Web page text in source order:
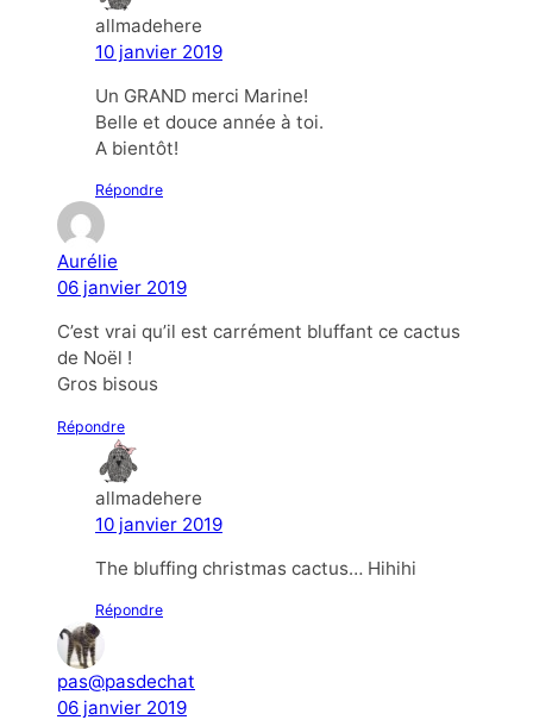
allmadehere
10 janvier 2019
Un GRAND merci Marine!
Belle et douce année à toi.
A bientôt!
Répondre
Aurélie
06 janvier 2019
C’est vrai qu’il est carrément bluffant ce cactus
de Noël !
Gros bisous
Répondre
allmadehere
10 janvier 2019
The bluffing christmas cactus… Hihihi
Répondre
pas@pasdechat
06 janvier 2019